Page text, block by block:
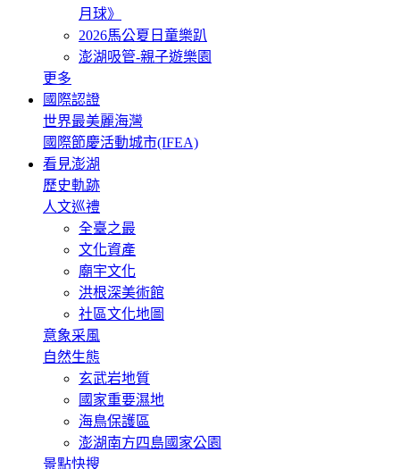
月球》
2026馬公夏日童樂趴
澎湖吸管-親子遊樂園
更多
國際認證
世界最美麗海灣
國際節慶活動城市(IFEA)
看見澎湖
歷史軌跡
人文巡禮
全臺之最
文化資產
廟宇文化
洪根深美術館
社區文化地圖
意象采風
自然生態
玄武岩地質
國家重要濕地
海鳥保護區
澎湖南方四島國家公園
景點快搜